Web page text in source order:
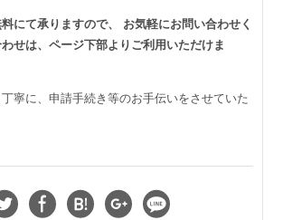
にて承りますので、 お気軽にお問い合わせく
せは、ページ下部よりご利用いただけま
寧に、申請手続き等のお手伝いをさせていた